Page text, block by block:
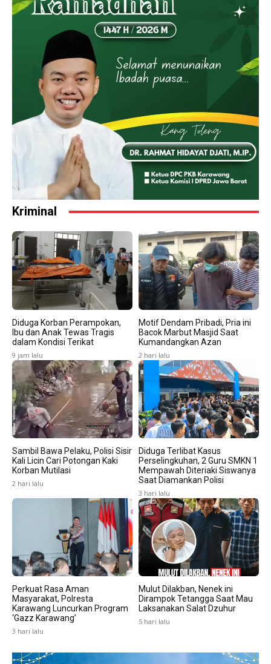
Kriminal
Diduga Korban Perampokan,
Ibu dan Anak Tewas Tragis
dalam Kondisi Terikat
9 jam lalu
Motif Dendam Pribadi, Pria ini
Bacok Marbut Masjid Saat
Kumandangkan Azan
2 hari lalu
Sambil Bawa Pelaku, Polisi Sisir
Kali Licin Cari Potongan Kaki
Korban Mutilasi
2 hari lalu
Diduga Terlibat Kasus
Perselingkuhan, 2 Guru SMKN 1
Mempawah Diteriaki Siswanya
Saat Diamankan Polisi
3 hari lalu
Perkuat Rasa Aman
Masyarakat, Polresta
Karawang Luncurkan Program
‘Gazz Karawang’
3 hari lalu
Mulut Dilakban, Nenek ini
Dirampok Tetangga Saat Mau
Laksanakan Salat Dzuhur
5 hari lalu